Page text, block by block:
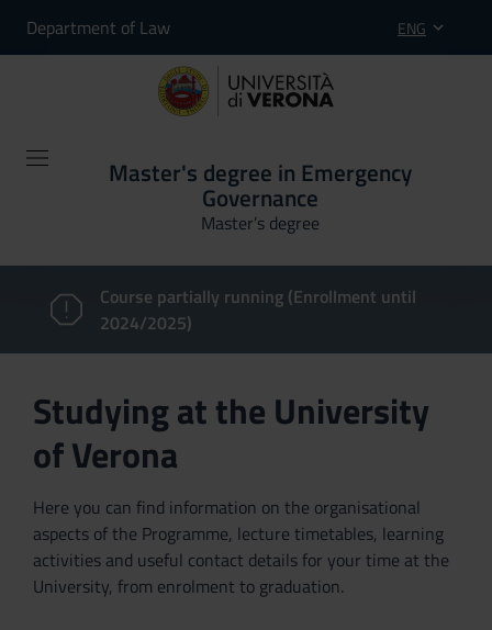
Department of Law ENG
Master's degree in Emergency
Governance
Master’s degree
Course partially running (Enrollment until
2024/2025)
Studying at the University
of Verona
Here you can find information on the organisational
aspects of the Programme, lecture timetables, learning
activities and useful contact details for your time at the
University, from enrolment to graduation.